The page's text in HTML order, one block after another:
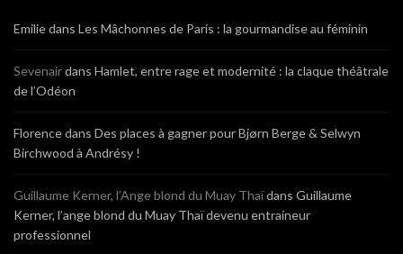
Emiliedans Les Mâchonnes de Paris : la gourmandise au féminin
Sevenairdans Hamlet, entre rage et modernité : la claque théâtrale
de l’Odéon
Florencedans Des places à gagner pour Bjørn Berge & Selwyn
Birchwood à Andrésy !
Guillaume Kerner, l’Ange blond du Muay Thaïdans Guillaume
Kerner, l’ange blond du Muay Thaï devenu entraineur
professionnel